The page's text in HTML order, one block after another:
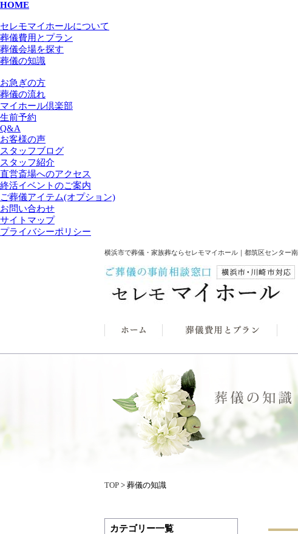
HOME
セレモマイホールについて
葬儀費用とプラン
葬儀会場を探す
葬儀の知識
お急ぎの方
葬儀の流れ
マイホール倶楽部
生前予約
Q&A
お客様の声
スタッフブログ
スタッフ紹介
直営斎場へのアクセス
終活イベントのご案内
ご葬儀アイテム(オプション)
お問い合わせ
サイトマップ
プライバシーポリシー
横浜市で葬儀・家族葬ならセレモマイホール｜都筑区センター
TOP > 葬儀の知識
カテゴリー一覧